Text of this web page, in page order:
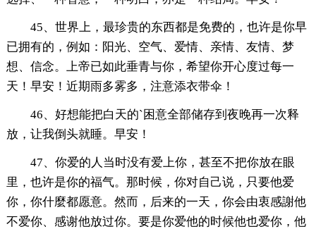
45、世界上，最珍贵的东西都是免费的，也许是你早
已拥有的，例如：阳光、空气、爱情、亲情、友情、梦
想、信念。上帝已如此垂青与你，希望你开心度过每一
天！早安！近期雨多雾多，注意添衣带伞！
46、好想能把白天的`困意全部储存到夜晚再一次释
放，让我倒头就睡。早安！
47、你爱的人当时没有爱上你，甚至不把你放在眼
里，也许是你的福气。那时候，你对自己说，只要他爱
你，你什麼都愿意。然而，后来的一天，你会由衷感謝他
不爱你、感谢他放过你。要是你爱他的时候他也爱你，他